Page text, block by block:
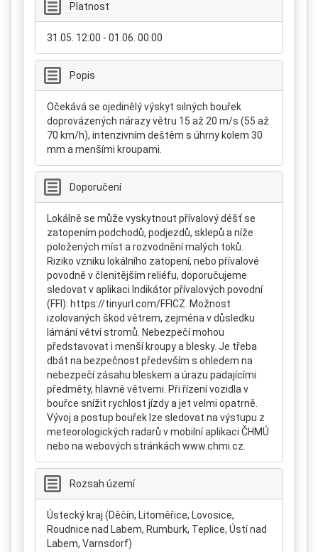
Platnost
31.05. 12:00 - 01.06. 00:00
Popis
Očekává se ojedinělý výskyt silných bouřek
doprovázených nárazy větru 15 až 20 m/s (55 až
70 km/h), intenzivním deštěm s úhrny kolem 30
mm a menšími kroupami.
Doporučení
Lokálně se může vyskytnout přívalový déšť se
zatopením podchodů, podjezdů, sklepů a níže
položených míst a rozvodnění malých toků.
Riziko vzniku lokálního zatopení, nebo přívalové
povodně v členitějším reliéfu, doporučujeme
sledovat v aplikaci Indikátor přívalových povodní
(FFI): https://tinyurl.com/FFICZ. Možnost
izolovaných škod větrem, zejména v důsledku
lámání větví stromů. Nebezpečí mohou
představovat i menší kroupy a blesky. Je třeba
dbát na bezpečnost především s ohledem na
nebezpečí zásahu bleskem a úrazu padajícími
předměty, hlavně větvemi. Při řízení vozidla v
bouřce snížit rychlost jízdy a jet velmi opatrně.
Vývoj a postup bouřek lze sledovat na výstupu z
meteorologických radarů v mobilní aplikaci ČHMÚ
nebo na webových stránkách www.chmi.cz.
Rozsah území
Ústecký kraj (Děčín, Litoměřice, Lovosice,
Roudnice nad Labem, Rumburk, Teplice, Ústí nad
Labem, Varnsdorf)